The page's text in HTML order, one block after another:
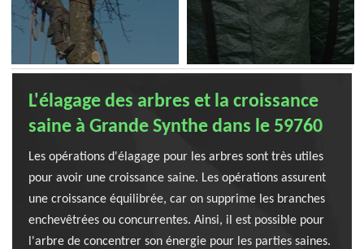
L'élagage des arbres et la croissance
saine à Grande Synthe dans le 59760
Les opérations d'élagage pour les arbres sont très utiles
pour avoir une croissance saine. Les opérations assurent
une croissance équilibrée, car on supprime les branches
enchevêtrées ou concurrentes. Ainsi, il est possible pour
l'arbre de concentrer son énergie pour les parties saines.